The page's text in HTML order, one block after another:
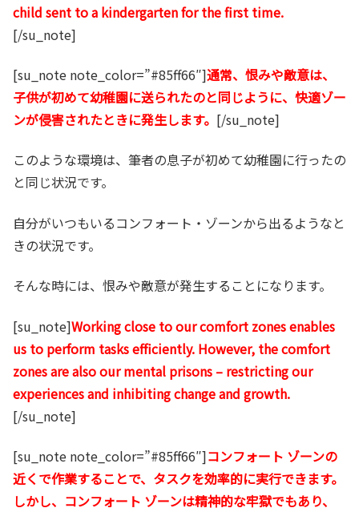
child sent to a kindergarten for the first time.
[/su_note]
[su_note note_color=”#85ff66″]通常、恨みや敵意は、
子供が初めて幼稚園に送られたのと同じように、快適ゾー
ンが侵害されたときに発生します。 [/su_note]
このような環境は、筆者の息子が初めて幼稚園に行ったの
と同じ状況です。
自分がいつもいるコンフォート・ゾーンから出るようなと
きの状況です。
そんな時には、恨みや敵意が発生することになります。
[su_note]Working close to our comfort zones enables
us to perform tasks efficiently. However, the comfort
zones are also our mental prisons – restricting our
experiences and inhibiting change and growth.
[/su_note]
[su_note note_color=”#85ff66″]コンフォート ゾーンの
近くで作業することで、タスクを効率的に実行できます。
しかし、コンフォート ゾーンは精神的な牢獄でもあり、